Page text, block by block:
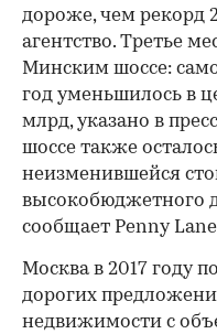
дороже, чем рекорд
агентство. Третье
Минским шоссе:
год уменьшилось в
млрд, указано в
шоссе также
неизменившейся
высокобюджетного
сообщает Penny
Москва в 2017 году
дорогих
недвижимости с